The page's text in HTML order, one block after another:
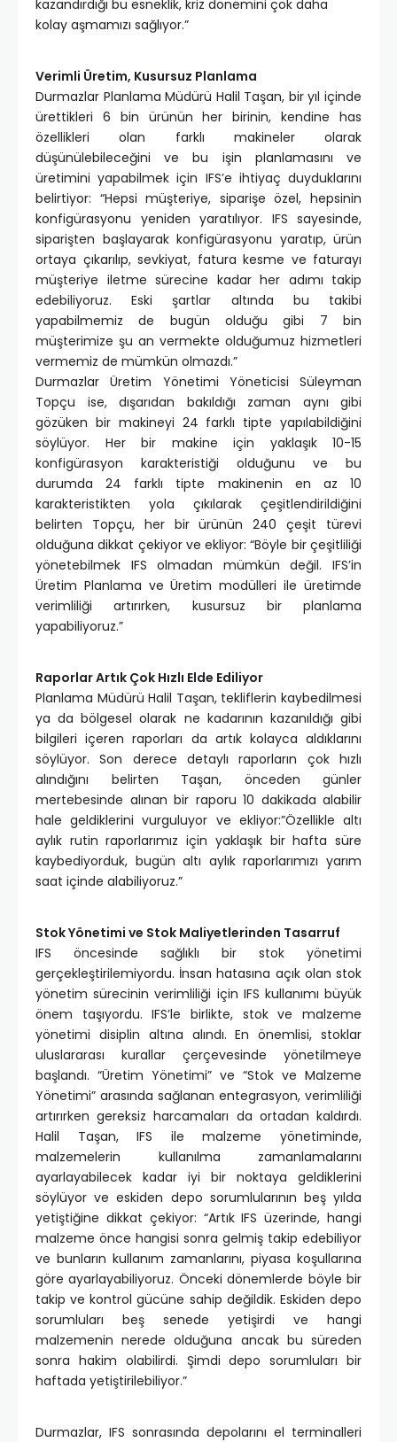
kazandırdığı bu esneklik, kriz dönemini çok daha
kolay aşmamızı sağlıyor.”
Verimli Üretim, Kusursuz Planlama
Durmazlar Planlama Müdürü Halil Taşan, bir yıl içinde
ürettikleri 6 bin ürünün her birinin, kendine has
özellikleri olan farklı makineler olarak
düşünülebileceğini ve bu işin planlamasını ve
üretimini yapabilmek için IFS’e ihtiyaç duyduklarını
belirtiyor: “Hepsi müşteriye, siparişe özel, hepsinin
konfigürasyonu yeniden yaratılıyor. IFS sayesinde,
siparişten başlayarak konfigürasyonu yaratıp, ürün
ortaya çıkarılıp, sevkiyat, fatura kesme ve faturayı
müşteriye iletme sürecine kadar her adımı takip
edebiliyoruz. Eski şartlar altında bu takibi
yapabilmemiz de bugün olduğu gibi 7 bin
müşterimize şu an vermekte olduğumuz hizmetleri
vermemiz de mümkün olmazdı.”
Durmazlar Üretim Yönetimi Yöneticisi Süleyman
Topçu ise, dışarıdan bakıldığı zaman aynı gibi
gözüken bir makineyi 24 farklı tipte yapılabildiğini
söylüyor. Her bir makine için yaklaşık 10-15
konfigürasyon karakteristiği olduğunu ve bu
durumda 24 farklı tipte makinenin en az 10
karakteristikten yola çıkılarak çeşitlendirildiğini
belirten Topçu, her bir ürünün 240 çeşit türevi
olduğuna dikkat çekiyor ve ekliyor: “Böyle bir çeşitliliği
yönetebilmek IFS olmadan mümkün değil. IFS’in
Üretim Planlama ve Üretim modülleri ile üretimde
verimliliği artırırken, kusursuz bir planlama
yapabiliyoruz.”
Raporlar Artık Çok Hızlı Elde Ediliyor
Planlama Müdürü Halil Taşan, tekliflerin kaybedilmesi
ya da bölgesel olarak ne kadarının kazanıldığı gibi
bilgileri içeren raporları da artık kolayca aldıklarını
söylüyor. Son derece detaylı raporların çok hızlı
alındığını belirten Taşan, önceden günler
mertebesinde alınan bir raporu 10 dakikada alabilir
hale geldiklerini vurguluyor ve ekliyor:”Özellikle altı
aylık rutin raporlarımız için yaklaşık bir hafta süre
kaybediyorduk, bugün altı aylık raporlarımızı yarım
saat içinde alabiliyoruz.”
Stok Yönetimi ve Stok Maliyetlerinden Tasarruf
IFS öncesinde sağlıklı bir stok yönetimi
gerçekleştirilemiyordu. İnsan hatasına açık olan stok
yönetim sürecinin verimliliği için IFS kullanımı büyük
önem taşıyordu. IFS’le birlikte, stok ve malzeme
yönetimi disiplin altına alındı. En önemlisi, stoklar
uluslararası kurallar çerçevesinde yönetilmeye
başlandı. “Üretim Yönetimi” ve “Stok ve Malzeme
Yönetimi” arasında sağlanan entegrasyon, verimliliği
artırırken gereksiz harcamaları da ortadan kaldırdı.
Halil Taşan, IFS ile malzeme yönetiminde,
malzemelerin kullanılma zamanlamalarını
ayarlayabilecek kadar iyi bir noktaya geldiklerini
söylüyor ve eskiden depo sorumlularının beş yılda
yetiştiğine dikkat çekiyor: “Artık IFS üzerinde, hangi
malzeme önce hangisi sonra gelmiş takip edebiliyor
ve bunların kullanım zamanlarını, piyasa koşullarına
göre ayarlayabiliyoruz. Önceki dönemlerde böyle bir
takip ve kontrol gücüne sahip değildik. Eskiden depo
sorumluları beş senede yetişirdi ve hangi
malzemenin nerede olduğuna ancak bu süreden
sonra hakim olabilirdi. Şimdi depo sorumluları bir
haftada yetiştirilebiliyor.”
Durmazlar, IFS sonrasında depolarını el terminalleri